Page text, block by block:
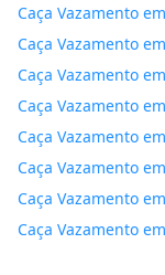
Caça Vazamento
Caça Vazamento
Caça Vazamento
Caça Vazamento
Caça Vazamento
Caça Vazamento
Caça Vazamento
Caça Vazamento